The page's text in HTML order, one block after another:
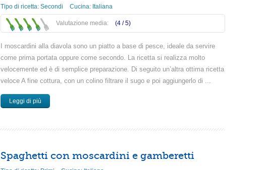
Tipo di ricetta: Secondi Cucina: Italiana
Valutazione media: (4 /5)
I moscardini alla diavola sono un piatto a base di pesce, ideale da servire
come prima portata oppure come secondo. La ricetta si realizza molto
velocemente ed è di semplice preparazione. Di seguito un’altra ottima ricetta
veloce A fine cottura, con un colino filtrare il sugo e poi aggiungerlo di ...
Leggi di più
Spaghetti con moscardini e gamberetti